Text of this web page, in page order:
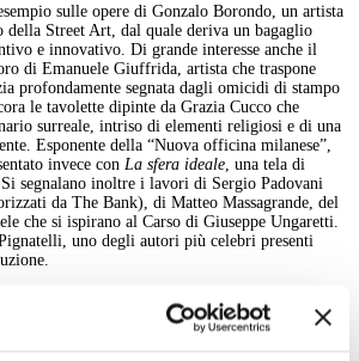
sulle opere di Gonzalo Borondo, un artista
della Street Art, dal quale deriva un bagaglio
e innovativo. Di grande interesse anche il
di Emanuele Giuffrida, artista che traspone
profondamente segnata dagli omicidi di stampo
le tavolette dipinte da Grazia Cucco che
surreale, intriso di elementi religiosi e di una
Esponente della “Nuova officina milanese”,
invece con La sfera ideale , una tela di
segnalano inoltre i lavori di Sergio Padovani
da The Bank), di Matteo Massagrande, del
che si ispirano al Carso di Giuseppe Ungaretti.
uno degli autori più celebri presenti
intende ribadire e rafforzare il suo ruolo come
della pittura contemporanea: “Il cuore di